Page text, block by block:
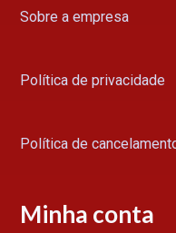
Sobre a empresa
Política de privacidade
Política de
Minha conta